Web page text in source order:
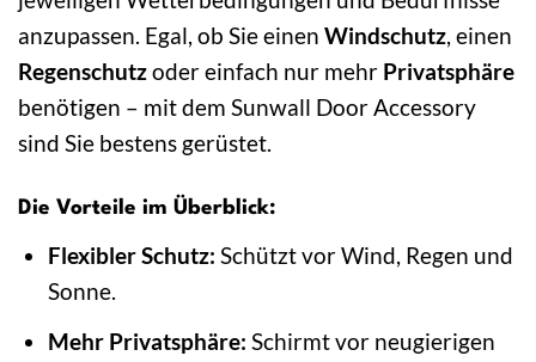
anzupassen. Egal, ob Sie einen Windschutz, einen
Regenschutzoder einfach nur mehr Privatsphäre
benötigen – mit dem Sunwall Door Accessory
sind Sie bestens gerüstet.
Die Vorteile im Überblick:
Flexibler Schutz: Schützt vor Wind, Regen und
Sonne.
Mehr Privatsphäre: Schirmt vor neugierigen